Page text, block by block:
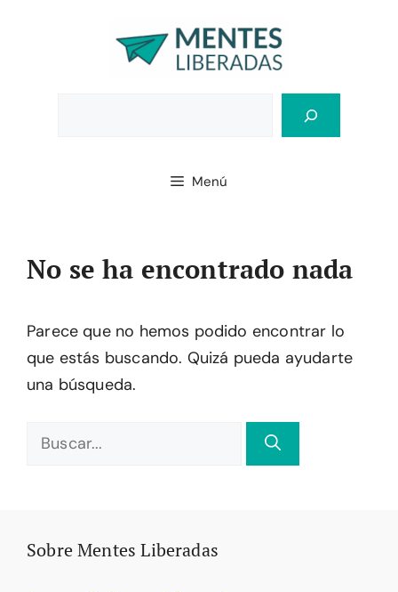
Menú
No se ha encontrado nada
Parece que no hemos podido encontrar lo
que estás buscando. Quizá pueda ayudarte
una búsqueda.
Buscar:
Sobre Mentes Liberadas